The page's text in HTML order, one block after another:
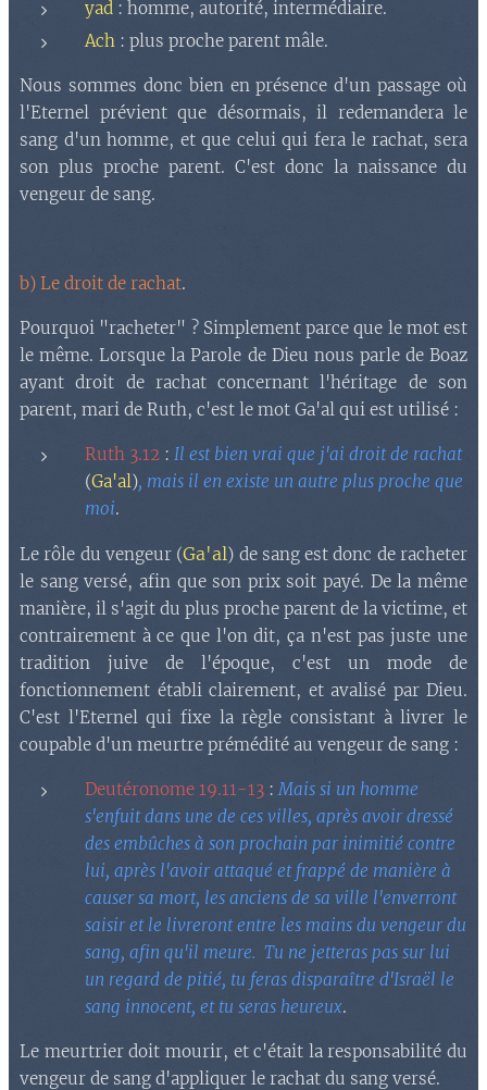
yad : homme, autorité, intermédiaire.
Ach : plus proche parent mâle.
Nous sommes donc bien en présence d'un passage où
l'Eternel prévient que désormais, il redemandera le
sang d'un homme, et que celui qui fera le rachat, sera
son plus proche parent. C'est donc la naissance du
vengeur de sang.
b) Le droit de rachat.
Pourquoi "racheter" ? Simplement parce que le mot est
le même. Lorsque la Parole de Dieu nous parle de Boaz
ayant droit de rachat concernant l'héritage de son
parent, mari de Ruth, c'est le mot Ga'al qui est utilisé :
Ruth 3.12 : Il est bien vrai que j'ai droit de rachat
(Ga'al), mais il en existe un autre plus proche que
moi.
Le rôle du vengeur (Ga'al) de sang est donc de racheter
le sang versé, afin que son prix soit payé. De la même
manière, il s'agit du plus proche parent de la victime, et
contrairement à ce que l'on dit, ça n'est pas juste une
tradition juive de l'époque, c'est un mode de
fonctionnement établi clairement, et avalisé par Dieu.
C'est l'Eternel qui fixe la règle consistant à livrer le
coupable d'un meurtre prémédité au vengeur de sang :
Deutéronome 19.11-13 : Mais si un homme
s'enfuit dans une de ces villes, après avoir dressé
des embûches à son prochain par inimitié contre
lui, après l'avoir attaqué et frappé de manière à
causer sa mort, les anciens de sa ville l'enverront
saisir et le livreront entre les mains du vengeur du
sang, afin qu'il meure. Tu ne jetteras pas sur lui
un regard de pitié, tu feras disparaître d'Israël le
sang innocent, et tu seras heureux.
Le meurtrier doit mourir, et c'était la responsabilité du
vengeur de sang d'appliquer le rachat du sang versé.